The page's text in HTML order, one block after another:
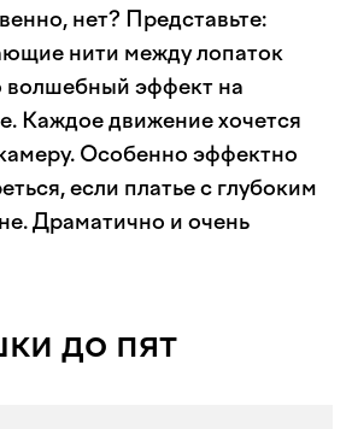
нет? Представьте:
нити между лопаток
волшебный эффект на
Каждое движение хочется
Особенно эффектно
если платье с глубоким
Драматично и очень
до пят